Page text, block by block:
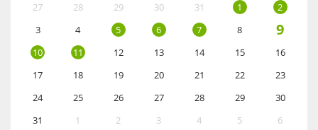
27 28 29 30 31 1
2
3
4 5 6 7 8 9
10 11 12 13 14 15
16
17
18 19 20 21 22
23
24
25 26 27 28 29
30
31
1 2 3 4 5 6